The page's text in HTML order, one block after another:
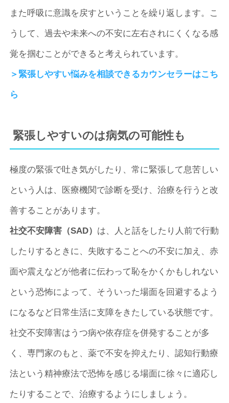
また呼吸に意識を戻すということを繰り返します。こ
うして、過去や未来への不安に左右されにくくなる感
覚を掴むことができると考えられています。
＞緊張しやすい悩みを相談できるカウンセラーはこち
ら
緊張しやすいのは病気の可能性も
極度の緊張で吐き気がしたり、常に緊張して息苦しい
という人は、医療機関で診断を受け、治療を行うと改
善することがあります。
社交不安障害（SAD） は、人と話をしたり人前で行動
したりするときに、失敗することへの不安に加え、赤
面や震えなどが他者に伝わって恥をかくかもしれない
という恐怖によって、そういった場面を回避するよう
になるなど日常生活に支障をきたしている状態です。
社交不安障害はうつ病や依存症を併発することが多
く、専門家のもと、薬で不安を抑えたり、認知行動療
法という精神療法で恐怖を感じる場面に徐々に適応し
たりすることで、治療するようにしましょう。